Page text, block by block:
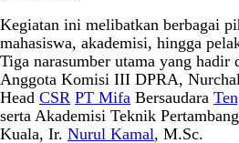
Kegiatan ini melibatkan berbagai
mahasiswa, akademisi, hingga
Tiga narasumber utama yang
Anggota Komisi III DPRA,
Head CSR PT Mifa Bersaudara
serta Akademisi Teknik
Kuala, Ir. Nurul Kamal, M.Sc.